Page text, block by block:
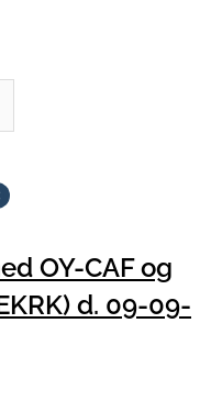
OY-CAF og
d. 09-09-